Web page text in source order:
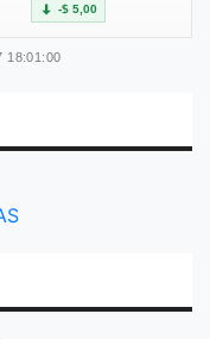
-$ 5,00
18:01:00